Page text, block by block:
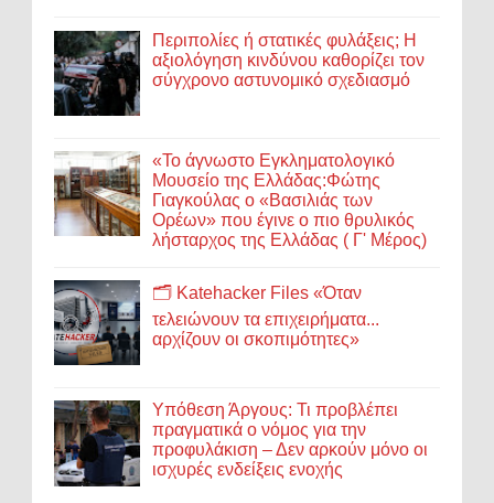
Περιπολίες ή στατικές φυλάξεις; Η
αξιολόγηση κινδύνου καθορίζει τον
σύγχρονο αστυνομικό σχεδιασμό
«Το άγνωστο Εγκληματολογικό
Μουσείο της Ελλάδας:Φώτης
Γιαγκούλας ο «Βασιλιάς των
Ορέων» που έγινε ο πιο θρυλικός
λήσταρχος της Ελλάδας ( Γ' Μέρος)
🗂️ Katehacker Files «Όταν
τελειώνουν τα επιχειρήματα...
αρχίζουν οι σκοπιμότητες»
Υπόθεση Άργους: Τι προβλέπει
πραγματικά ο νόμος για την
προφυλάκιση – Δεν αρκούν μόνο οι
ισχυρές ενδείξεις ενοχής